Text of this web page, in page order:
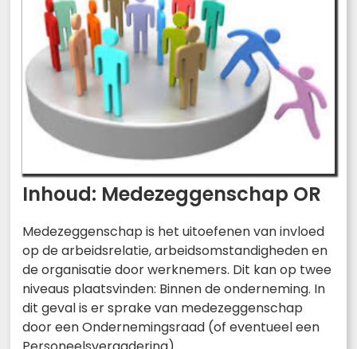
Inhoud: Medezeggenschap OR
Medezeggenschap is het uitoefenen van invloed
op de arbeidsrelatie, arbeidsomstandigheden en
de organisatie door werknemers. Dit kan op twee
niveaus plaatsvinden: Binnen de onderneming. In
dit geval is er sprake van medezeggenschap
door een Ondernemingsraad (of eventueel een